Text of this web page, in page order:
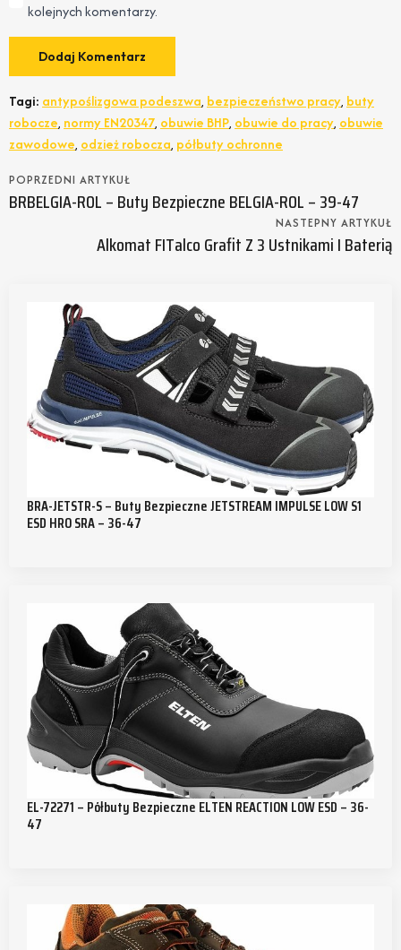
kolejnych komentarzy.
Tagi: antypoślizgowa podeszwa, bezpieczeństwo pracy, buty
robocze, normy EN20347, obuwie BHP, obuwie do pracy, obuwie
zawodowe, odzież robocza, półbuty ochronne
POPRZEDNI ARTYKUŁ
BRBELGIA-ROL – Buty Bezpieczne BELGIA-ROL – 39-47
NASTEPNY ARTYKUŁ
Alkomat FITalco Grafit Z 3 Ustnikami I Baterią
BRA-JETSTR-S – Buty Bezpieczne JETSTREAM IMPULSE LOW S1
ESD HRO SRA – 36-47
EL-72271 – Półbuty Bezpieczne ELTEN REACTION LOW ESD – 36-
47